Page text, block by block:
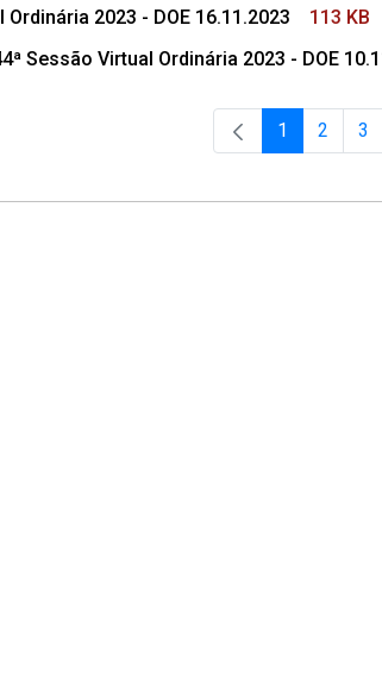
2023 - DOE 16.11.2023
113 KB
Sessão Virtual Ordinária 2023 - DOE
Página
1 Página
2 3